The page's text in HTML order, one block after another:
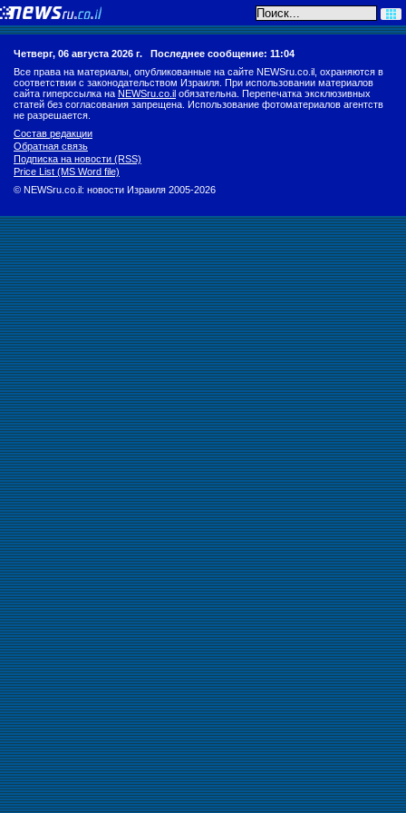
Четверг, 06 августа 2026 г. Последнее сообщение: 11:04
Все права на материалы, опубликованные на сайте NEWSru.co.il, охраняются в
соответствии с законодательством Израиля. При использовании материалов
сайта гиперссылка на NEWSru.co.il обязательна. Перепечатка эксклюзивных
статей без согласования запрещена. Использование фотоматериалов агентств
не разрешается.
Состав редакции
Обратная связь
Подписка на новости (RSS)
Price List (MS Word file)
© NEWSru.co.il: новости Израиля 2005-2026